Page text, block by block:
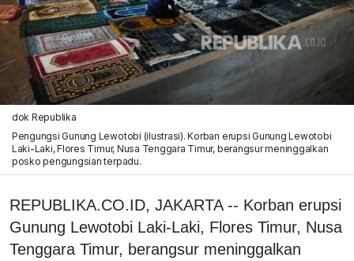
dok Republika
Pengungsi Gunung Lewotobi (ilustrasi). Korban erupsi Gunung Lewotobi
Laki-Laki, Flores Timur, Nusa Tenggara Timur, berangsur meninggalkan
posko pengungsian terpadu.
REPUBLIKA.CO.ID, JAKARTA -- Korban erupsi
Gunung Lewotobi Laki-Laki, Flores Timur, Nusa
Tenggara Timur, berangsur meninggalkan